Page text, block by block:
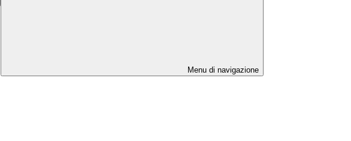
Menu di navigazione